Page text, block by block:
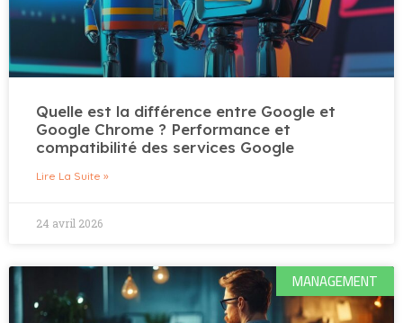
Quelle est la différence entre Google et
Google Chrome ? Performance et
compatibilité des services Google
Lire La Suite »
24 avril 2026
MANAGEMENT